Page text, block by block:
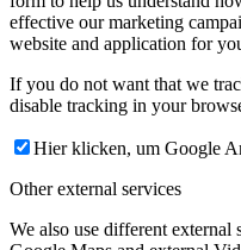
effective our marketing
website and application for
If you do not want that we
disable tracking in your
Hier klicken, um Google
Other external services
We also use different